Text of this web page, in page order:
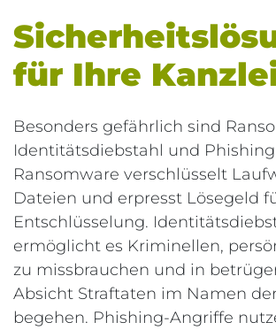
für Ihre
Besonders gefährlich sind
Identitätsdiebstahl und
Ransomware verschlüsselt
Dateien und erpresst Lösegeld
Entschlüsselung.
ermöglicht es Kriminellen,
zu missbrauchen und in
Absicht Straftaten im Namen
begehen. Phishing-Angriffe